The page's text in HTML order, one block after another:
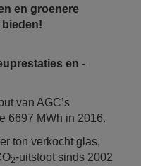
en groenere
en -
van AGC’s
6697 MWh in 2016.
ton verkocht glas,
2-uitstoot sinds 2002